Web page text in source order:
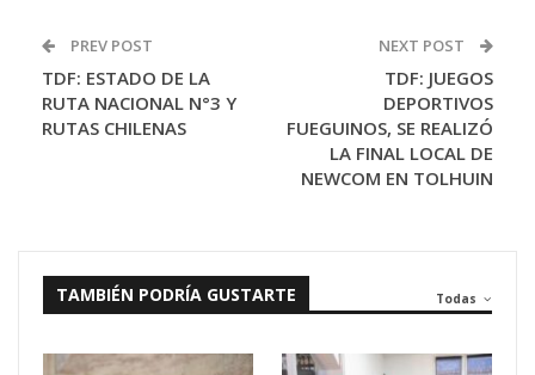
PREV POST
TDF: ESTADO DE LA
RUTA NACIONAL N°3 Y
RUTAS CHILENAS
NEXT POST
TDF: JUEGOS
DEPORTIVOS
FUEGUINOS, SE REALIZÓ
LA FINAL LOCAL DE
NEWCOM EN TOLHUIN
Todas
TAMBIÉN PODRÍA GUSTARTE